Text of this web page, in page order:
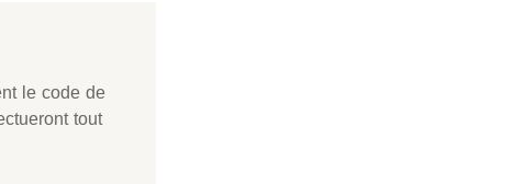
le code de
tout